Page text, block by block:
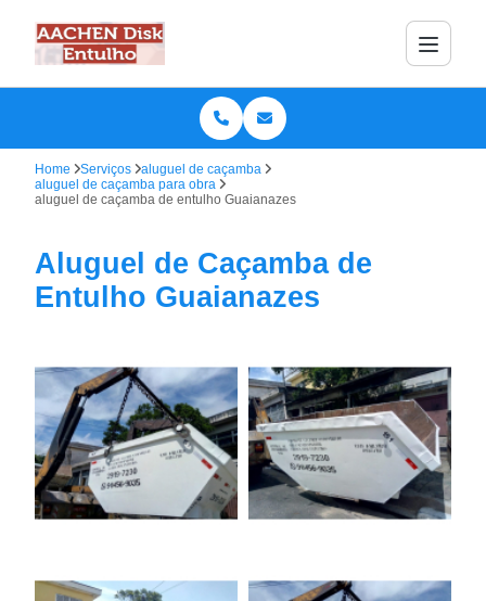
Home Serviços
aluguel de caçamba
aluguel de caçamba para obra
aluguel de caçamba de entulho Guaianazes
Aluguel de Caçamba de
Entulho Guaianazes